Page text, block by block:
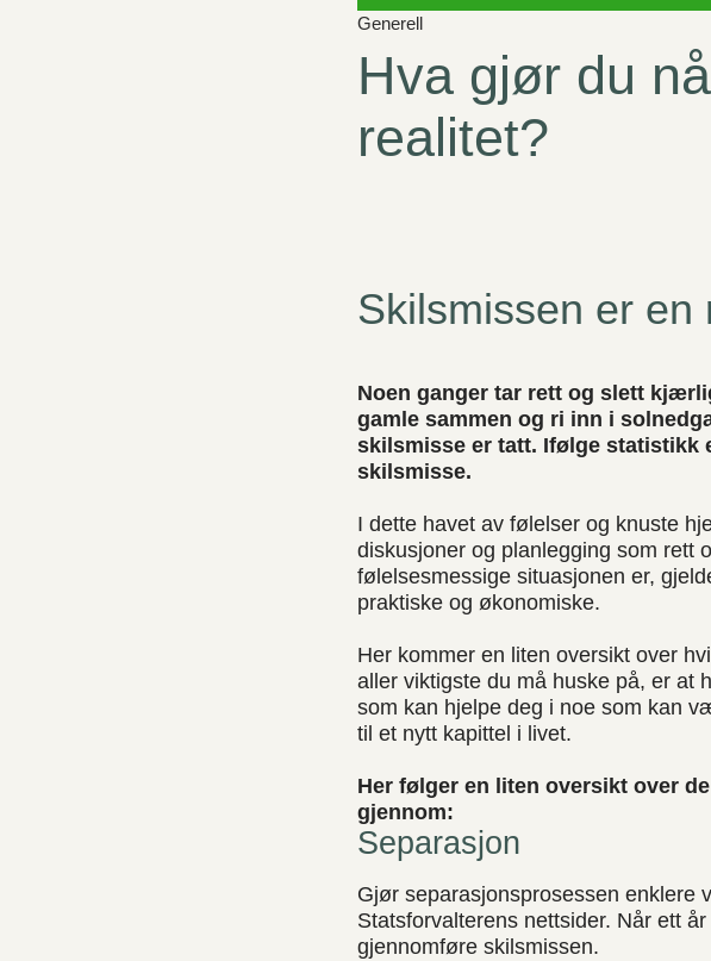
Generell
Hva gjør du
realitet?
Skilsmissen er
Noen ganger tar rett og slett
gamle sammen og ri inn i
skilsmisse er tatt. Ifølge statistikk
skilsmisse.
I dette havet av følelser og knuste
diskusjoner og planlegging som rett
følelsesmessige situasjonen er,
praktiske og økonomiske.
Her kommer en liten oversikt over
aller viktigste du må huske på, er at
som kan hjelpe deg i noe som kan
til et nytt kapittel i livet.
Her følger en liten oversikt over
gjennom:
Separasjon
Gjør separasjonsprosessen enklere
Statsforvalterens nettsider. Når ett
gjennomføre skilsmissen.